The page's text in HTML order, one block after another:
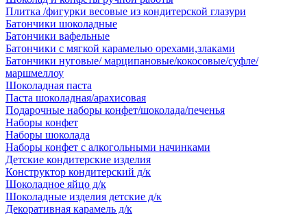
Плитка /фигурки весовые из кондитерской глазури
Батончики шоколадные
Батончики вафельные
Батончики с мягкой карамелью орехами,злаками
Батончики нуговые/ марципановые/кокосовые/суфле/
маршмеллоу
Шоколадная паста
Паста шоколадная/арахисовая
Подарочные наборы конфет/шоколада/печенья
Наборы конфет
Наборы шоколада
Наборы конфет с алкогольными начинками
Детские кондитерские изделия
Конструктор кондитерский д/к
Шоколадное яйцо д/к
Шоколадные изделия детские д/к
Декоративная карамель д/к